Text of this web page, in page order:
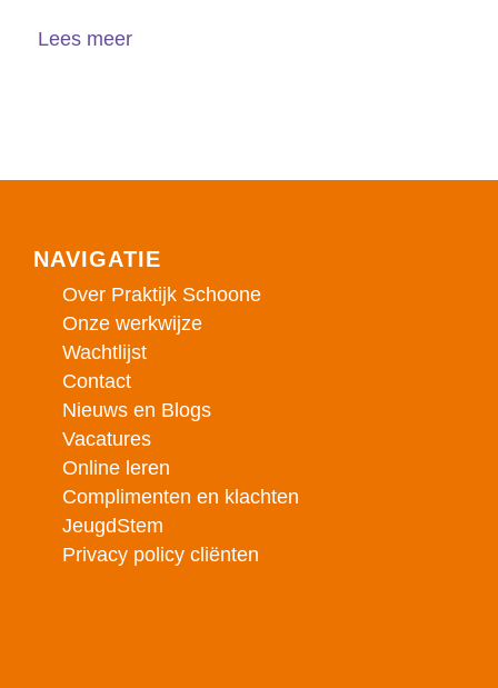
Lees meer
NAVIGATIE
Over Praktijk Schoone
Onze werkwijze
Wachtlijst
Contact
Nieuws en Blogs
Vacatures
Online leren
Complimenten en klachten
JeugdStem
Privacy policy cliënten